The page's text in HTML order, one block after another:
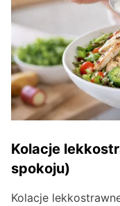
Kolacje
spokoju)
Kolacje